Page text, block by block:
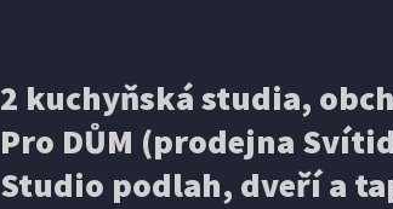
2 kuchyňská studia,
Pro DŮM (prodejna
Studio podlah, dveří a